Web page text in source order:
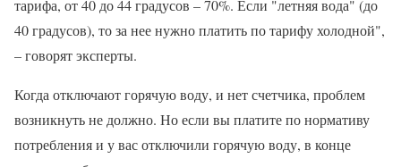
тарифа, от 40 до 44 градусов – 70%. Если "летняя вода" (до
40 градусов), то за нее нужно платить по тарифу холодной",
– говорят эксперты.
Когда отключают горячую воду, и нет счетчика, проблем
возникнуть не должно. Но если вы платите по нормативу
потребления и у вас отключили горячую воду, в конце